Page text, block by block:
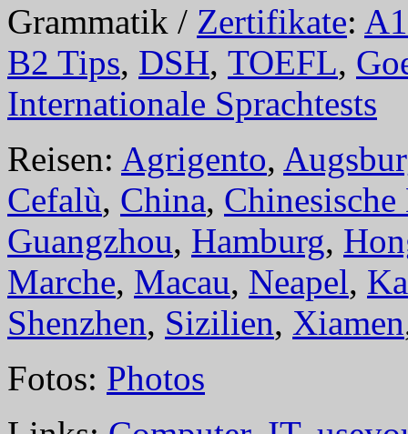
Grammatik / Zertifikate: A1
B2 Tips, DSH, TOEFL,
Internationale Sprachtests
Reisen: Agrigento,
Cefalù, China, Chinesische
Guangzhou, Hamburg,
Marche, Macau, Neapel,
Shenzhen, Sizilien, Xiamen
Fotos: Photos